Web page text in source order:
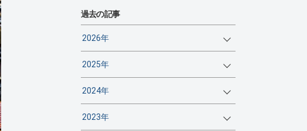
過去の記事
2026年
2025年
2024年
2023年